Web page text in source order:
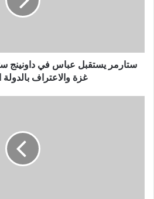
ستارمر يستقبل عباس في داونينج
غزة والاعتراف